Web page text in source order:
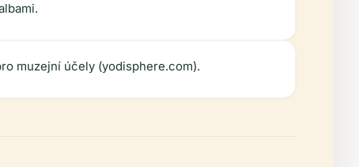
muzejní účely (yodisphere.com).